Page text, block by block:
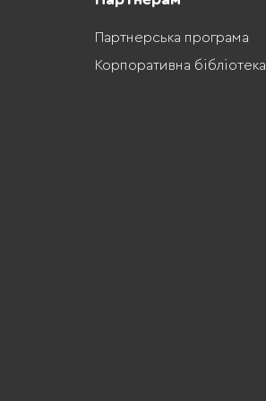
Партнерська програма
Корпоративна бібліотека